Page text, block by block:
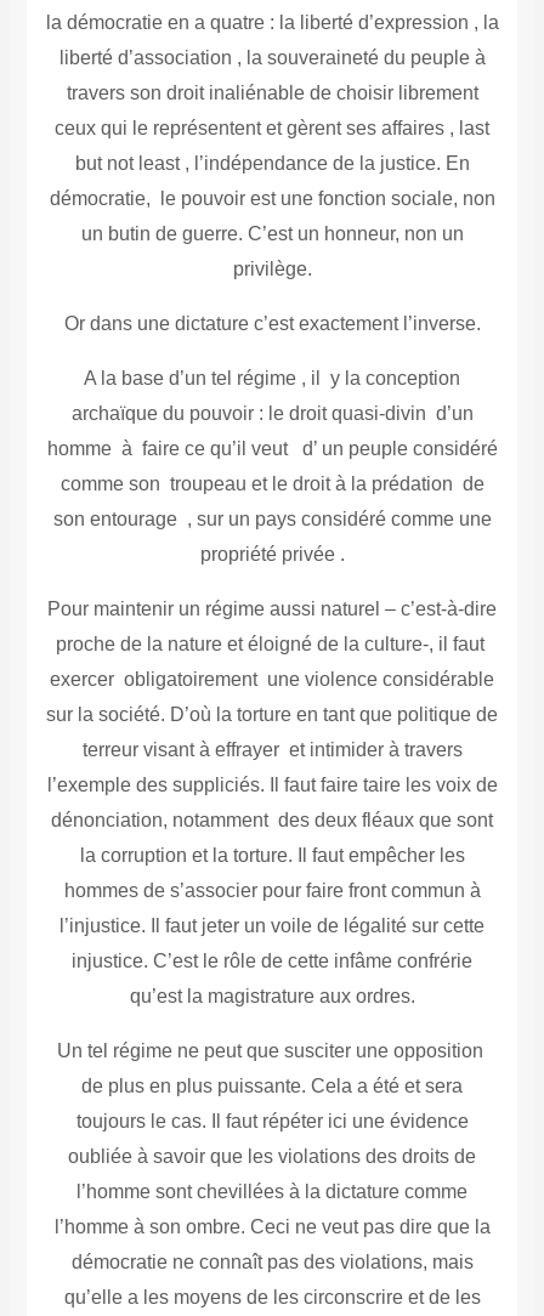
la démocratie en a quatre : la liberté d’expression , la
liberté d’association , la souveraineté du peuple à
travers son droit inaliénable de choisir librement
ceux qui le représentent et gèrent ses affaires , last
but not least , l’indépendance de la justice. En
démocratie, le pouvoir est une fonction sociale, non
un butin de guerre. C’est un honneur, non un
privilège.
Or dans une dictature c’est exactement l’inverse.
A la base d’un tel régime , il y la conception
archaïque du pouvoir : le droit quasi-divin d’un
homme à faire ce qu’il veut d’ un peuple considéré
comme son troupeau et le droit à la prédation de
son entourage , sur un pays considéré comme une
propriété privée .
Pour maintenir un régime aussi naturel – c’est-à-dire
proche de la nature et éloigné de la culture-, il faut
exercer obligatoirement une violence considérable
sur la société. D’où la torture en tant que politique de
terreur visant à effrayer et intimider à travers
l’exemple des suppliciés. Il faut faire taire les voix de
dénonciation, notamment des deux fléaux que sont
la corruption et la torture. Il faut empêcher les
hommes de s’associer pour faire front commun à
l’injustice. Il faut jeter un voile de légalité sur cette
injustice. C’est le rôle de cette infâme confrérie
qu’est la magistrature aux ordres.
Un tel régime ne peut que susciter une opposition
de plus en plus puissante. Cela a été et sera
toujours le cas. Il faut répéter ici une évidence
oubliée à savoir que les violations des droits de
l’homme sont chevillées à la dictature comme
l’homme à son ombre. Ceci ne veut pas dire que la
démocratie ne connaît pas des violations, mais
qu’elle a les moyens de les circonscrire et de les